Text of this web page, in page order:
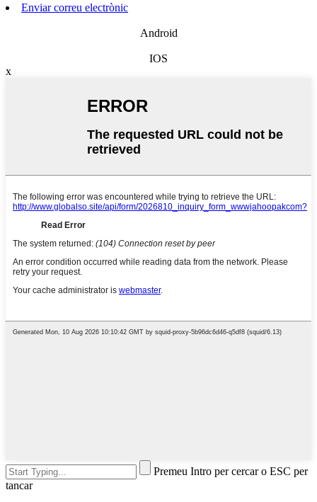
Enviar correu electrònic
Android
IOS
x
Premeu Intro per cercar o ESC per
tancar